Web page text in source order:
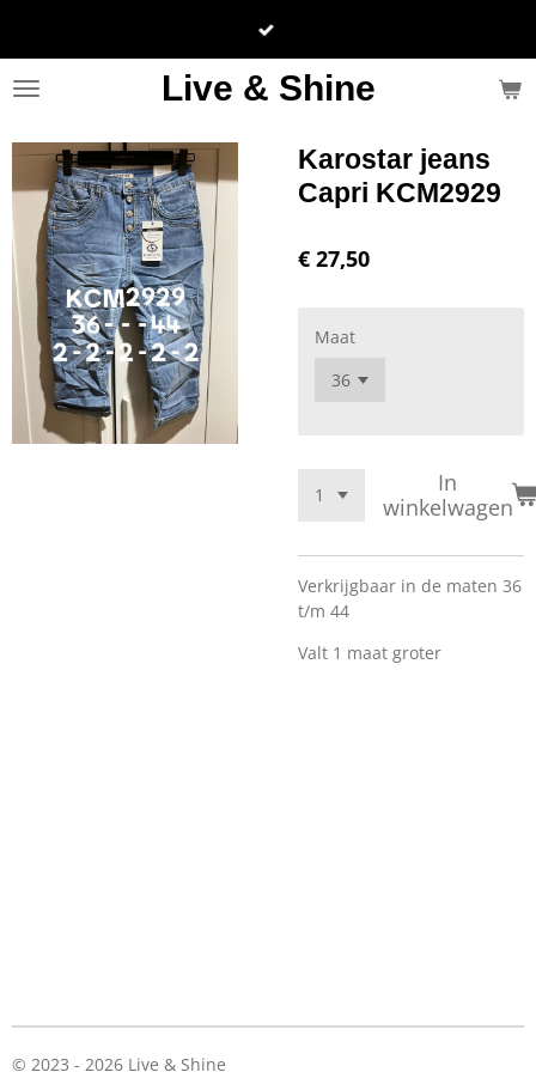
de
Live & Shine
Karostar jeans
Capri KCM2929
€ 27,50
Maat
In
winkelwagen
Verkrijgbaar in de maten 36
t/m 44
Valt 1 maat groter
© 2023 - 2026 Live & Shine